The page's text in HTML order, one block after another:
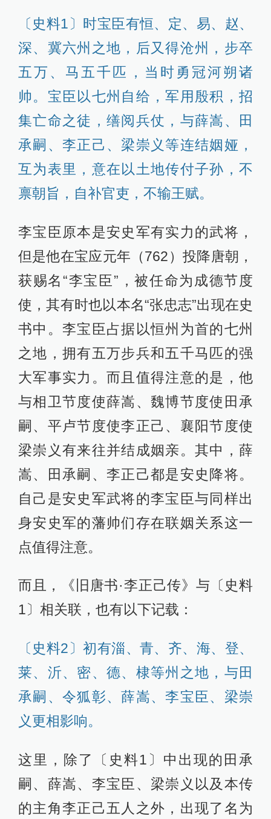
〔史料1〕时宝臣有恒、定、易、赵、
深、冀六州之地，后又得沧州，步卒
五万、马五千匹，当时勇冠河朔诸
帅。宝臣以七州自给，军用殷积，招
集亡命之徒，缮阅兵仗，与薛嵩、田
承嗣、李正己、梁崇义等连结姻娅，
互为表里，意在以土地传付子孙，不
禀朝旨，自补官吏，不输王赋。
李宝臣原本是安史军有实力的武将，
但是他在宝应元年（762）投降唐朝，
获赐名“李宝臣”，被任命为成德节度
使，其有时也以本名“张忠志”出现在史
书中。李宝臣占据以恒州为首的七州
之地，拥有五万步兵和五千马匹的强
大军事实力。而且值得注意的是，他
与相卫节度使薛嵩、魏博节度使田承
嗣、平卢节度使李正己、襄阳节度使
梁崇义有来往并结成姻亲。其中，薛
嵩、田承嗣、李正己都是安史降将。
自己是安史军武将的李宝臣与同样出
身安史军的藩帅们存在联姻关系这一
点值得注意。
而且，《旧唐书·李正己传》与〔史料
1〕相关联，也有以下记载：
〔史料2〕初有淄、青、齐、海、登、
莱、沂、密、德、棣等州之地，与田
承嗣、令狐彰、薛嵩、李宝臣、梁崇
义更相影响。
这里，除了〔史料1〕中出现的田承
嗣、薛嵩、李宝臣、梁崇义以及本传
的主角李正己五人之外，出现了名为